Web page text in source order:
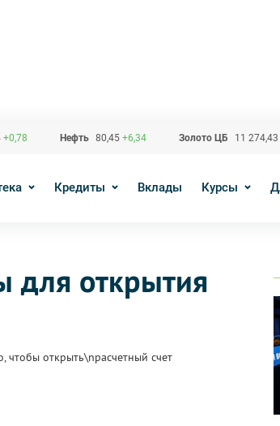
+0,78 Нефть 80,45 +6,34 Золото ЦБ 11 274,43
Кредиты Вклады Курсы
для открытия
чтобы открыть\nрасчетный счет